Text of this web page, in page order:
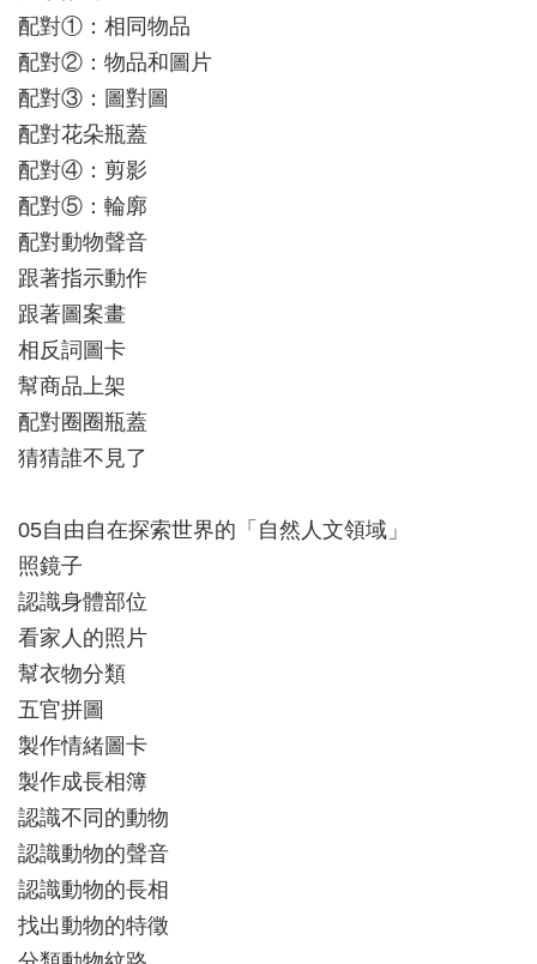
配對①：相同物品
配對②：物品和圖片
配對③：圖對圖
配對花朵瓶蓋
配對④：剪影
配對⑤：輪廓
配對動物聲音
跟著指示動作
跟著圖案畫
相反詞圖卡
幫商品上架
配對圈圈瓶蓋
猜猜誰不見了
05自由自在探索世界的「自然人文領域」
照鏡子
認識身體部位
看家人的照片
幫衣物分類
五官拼圖
製作情緒圖卡
製作成長相簿
認識不同的動物
認識動物的聲音
認識動物的長相
找出動物的特徵